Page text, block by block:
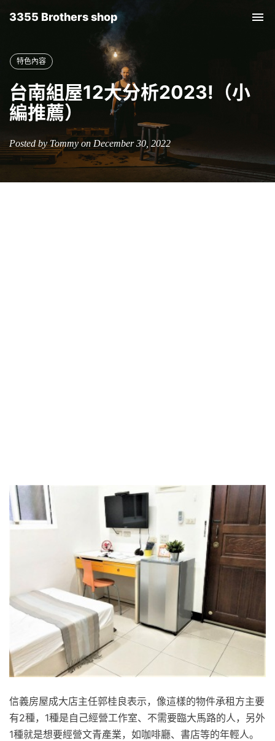
3355 Brothers shop
特色內容
台南組屋12大分析2023!（小
編推薦）
Posted by Tommy on December 30, 2022
信義房屋成大店主任郭桂良表示，像這樣的物件承租方主要
有2種，1種是自己經營工作室、不需要臨大馬路的人，另外
1種就是想要經營文青產業，如咖啡廳、書店等的年輕人。